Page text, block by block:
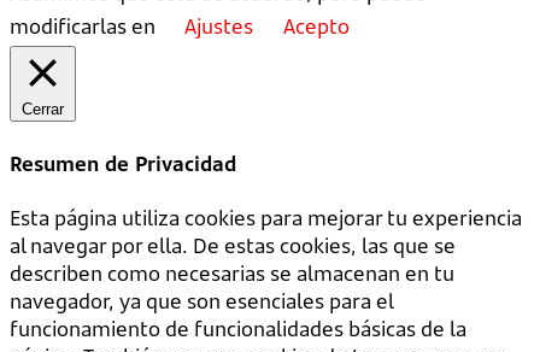
modificarlas en
Ajustes Acepto
Cerrar
Resumen de Privacidad
Esta página utiliza cookies para mejorar tu experiencia
al navegar por ella. De estas cookies, las que se
describen como necesarias se almacenan en tu
navegador, ya que son esenciales para el
funcionamiento de funcionalidades básicas de la